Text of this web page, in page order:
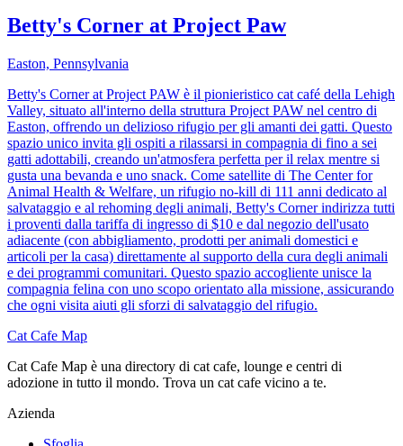
Betty's Corner at Project Paw
Easton, Pennsylvania
Betty's Corner at Project PAW è il pionieristico cat café della Lehigh
Valley, situato all'interno della struttura Project PAW nel centro di
Easton, offrendo un delizioso rifugio per gli amanti dei gatti. Questo
spazio unico invita gli ospiti a rilassarsi in compagnia di fino a sei
gatti adottabili, creando un'atmosfera perfetta per il relax mentre si
gusta una bevanda e uno snack. Come satellite di The Center for
Animal Health & Welfare, un rifugio no-kill di 111 anni dedicato al
salvataggio e al rehoming degli animali, Betty's Corner indirizza tutti
i proventi dalla tariffa di ingresso di $10 e dal negozio dell'usato
adiacente (con abbigliamento, prodotti per animali domestici e
articoli per la casa) direttamente al supporto della cura degli animali
e dei programmi comunitari. Questo spazio accogliente unisce la
compagnia felina con uno scopo orientato alla missione, assicurando
che ogni visita aiuti gli sforzi di salvataggio del rifugio.
Cat Cafe Map
Cat Cafe Map è una directory di cat cafe, lounge e centri di
adozione in tutto il mondo. Trova un cat cafe vicino a te.
Azienda